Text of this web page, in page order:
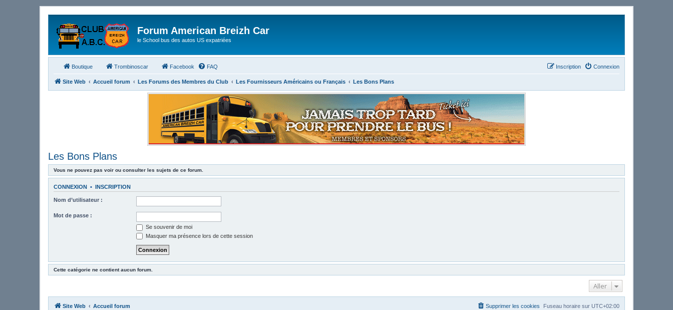
Forum American Breizh Car
le School bus des autos US expatriées
Boutique Trombinoscar Facebook FAQ Connexion
Inscription
Site Web Accueil forum Les Forums des Membres du Club Les Fournisseurs Américains ou Français Les Bons Plans
Les Bons Plans
Vous ne pouvez pas voir ou consulter les sujets de ce forum.
CONNEXION • INSCRIPTION
Nom d’utilisateur :
Mot de passe :
Se souvenir de moi
Masquer ma présence lors de cette session
Cette catégorie ne contient aucun forum.
Aller
Site Web Accueil forum Fuseau horaire sur UTC+02:00
Supprimer les cookies